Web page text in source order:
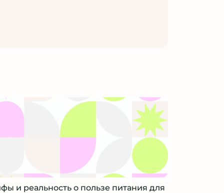
и реальность о пользе питания для